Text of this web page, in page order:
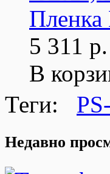
5 311 р.
В
Теги:
Недавно